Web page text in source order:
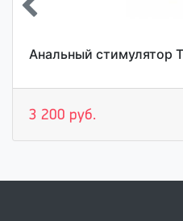
Анальный стимулятор
3 200 руб.